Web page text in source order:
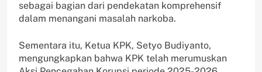
sebagai bagian dari pendekatan komprehensif
dalam menangani masalah narkoba.
Sementara itu, Ketua KPK, Setyo Budiyanto,
mengungkapkan bahwa KPK telah merumuskan